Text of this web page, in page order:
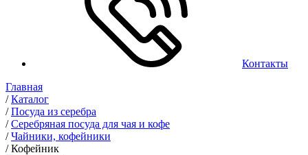
Контакты
Главная
/Каталог
/Посуда из серебра
/Серебряная посуда для чая и кофе
/Чайники, кофейники
/Кофейник